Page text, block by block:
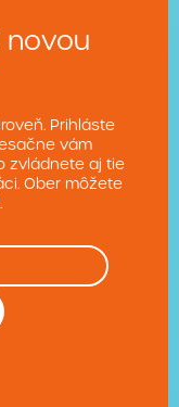
Prihláste
vám
zvládnete aj tie
Ober môžete